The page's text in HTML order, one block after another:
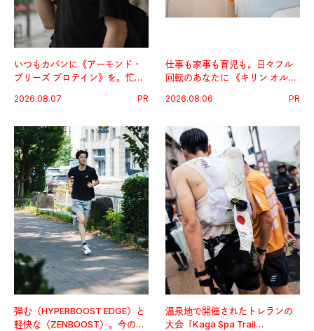
いつもカバンに《アーモンド・
ブリーズ プロテイン》を。忙し
グ習慣。
2026.08.07 PR
仕事も家事も育児も。日々フル
回転のあなたに 《キリン オルニ
2026.08.06 PR
弾む〈HYPERBOOST EDGE〉と
軽快な〈ZENBOOST〉。今の時
温泉地で開催されたトレランの
大会「Kaga Spa Trail